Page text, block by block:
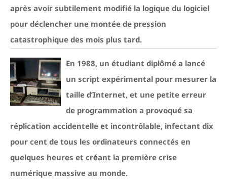
après avoir subtilement modifié la logique du logiciel
pour déclencher une montée de pression
catastrophique des mois plus tard.
En 1988, un étudiant diplômé a lancé
un script expérimental pour mesurer la
taille d’Internet, et une petite erreur
de programmation a provoqué sa
réplication accidentelle et incontrôlable, infectant dix
pour cent de tous les ordinateurs connectés en
quelques heures et créant la première crise
numérique massive au monde.